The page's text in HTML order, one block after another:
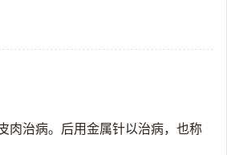
肉治病。后用金属针以治病，也称